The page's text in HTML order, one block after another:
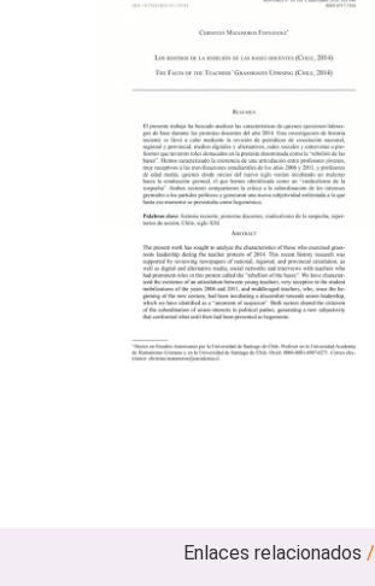
Enlaces relacionados/